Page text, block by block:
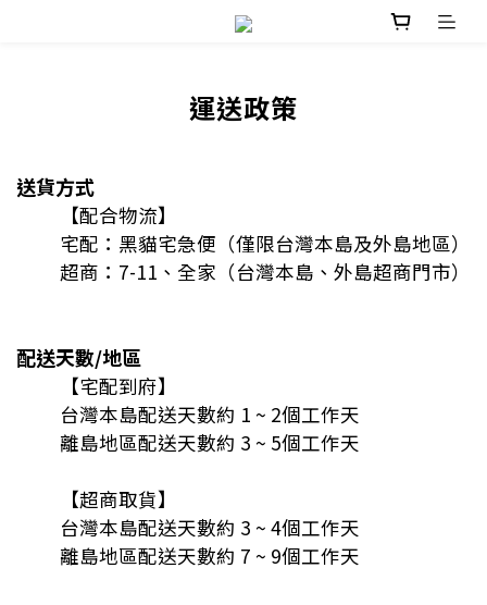
運送政策
送貨方式
【配合物流】
宅配：黑貓宅急便（僅限台灣本島及外島地區）
超商：7-11、全家（台灣本島、外島超商門市）
配送天數/地區
【宅配到府】
台灣本島配送天數約 1 ~ 2個工作天
離島地區配送天數約 3 ~ 5個工作天
【超商取貨】
台灣本島配送天數約 3 ~ 4個工作天
離島地區配送天數約 7 ~ 9個工作天